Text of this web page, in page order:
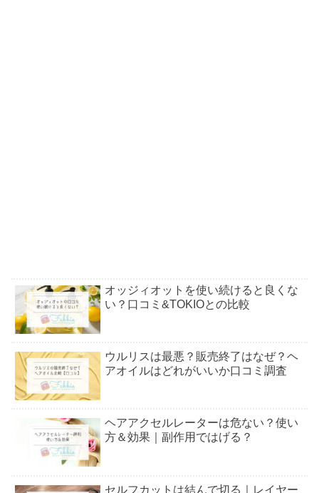
オッジィオットを使い続けると良くな
い？口コミ&TOKIOとの比較
ウルリスは最悪？販売終了はなぜ？ヘ
アオイルはどれがいいか口コミ調査
ヘアアクセルレーターは危ない？使い
方＆効果｜副作用ではげる？
セルフカットは結んで切る｜レイヤー